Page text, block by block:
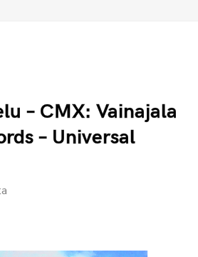
– CMX: Vainajala
– Universal